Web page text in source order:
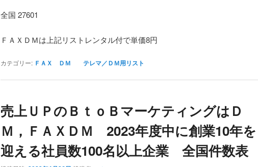
全国 27601
ＦＡＸＤＭは上記リストレンタル付で単価8円
カテゴリー: ＦＡＸ ＤＭ テレマ／ＤＭ用リスト
売上ＵＰのＢｔｏＢマーケティングはＤ
Ｍ，ＦＡＸＤＭ 2023年度中に創業10年を
迎える社員数100名以上企業 全国件数表